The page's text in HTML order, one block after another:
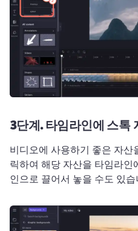
3단계.타임라인에 스톡
비디오에 사용하기 좋은 자
릭하여 해당 자산을 타임라인
인으로 끌어서 놓을 수도 있습